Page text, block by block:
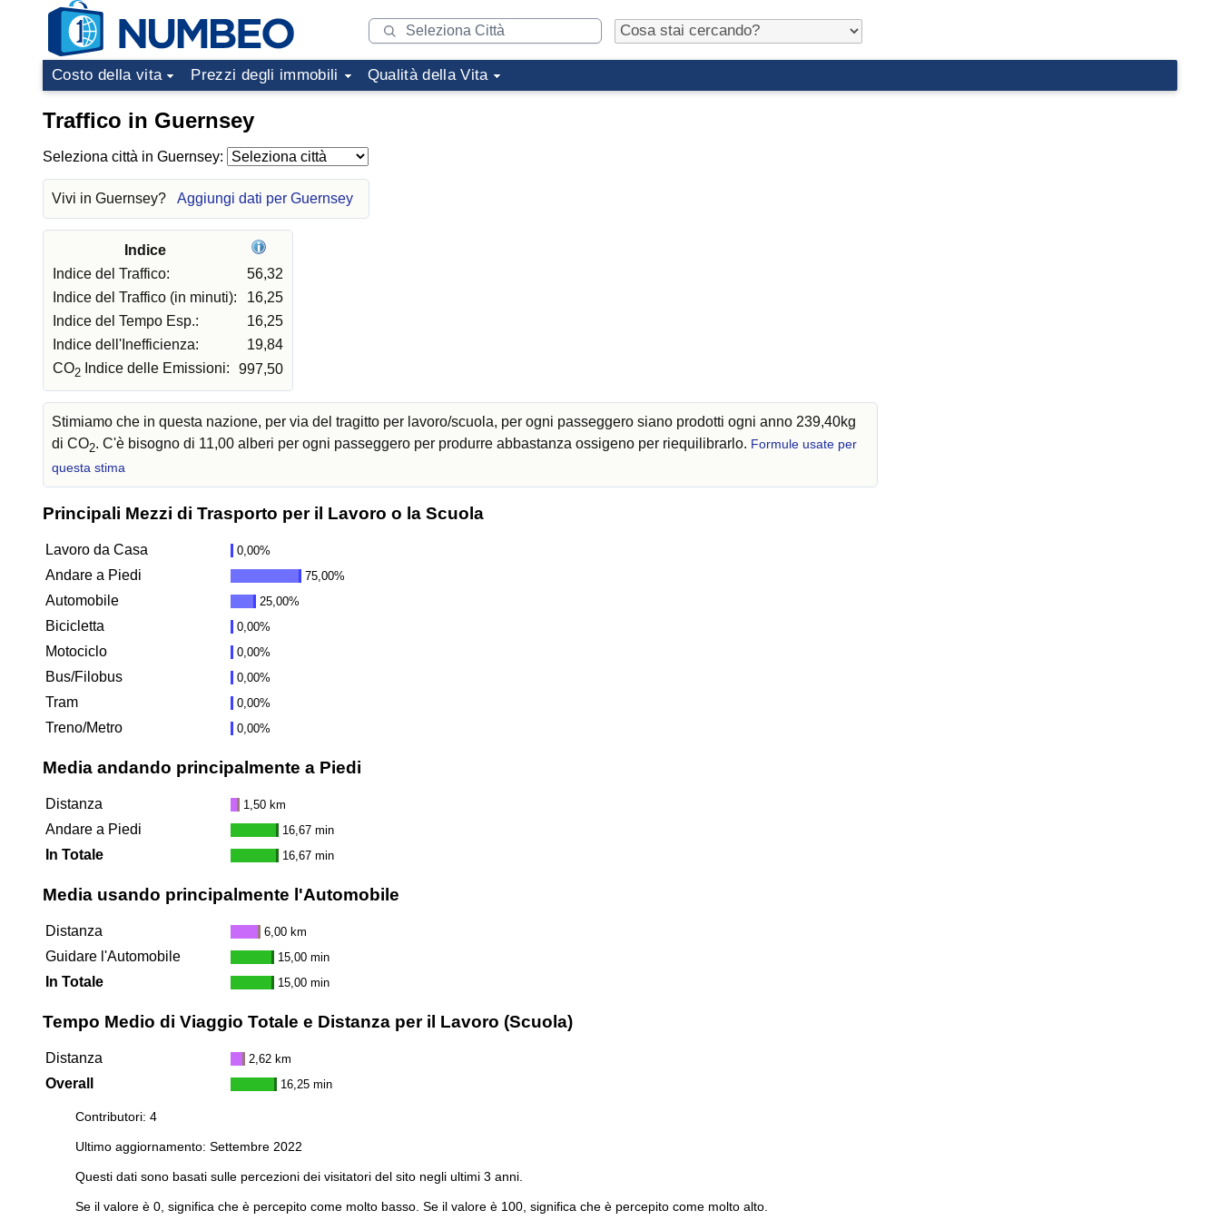
Costo della vita Prezzi degli immobili Qualità della Vita
Traffico in Guernsey
Seleziona città in Guernsey:
Vivi in Guernsey? Aggiungi dati per Guernsey
Indice
Indice del Traffico:
56,32
Indice del Traffico (in minuti):
16,25
Indice del Tempo Esp.:
16,25
Indice dell'Inefficienza:
19,84
CO2 Indice delle Emissioni: 997,50
Stimiamo che in questa nazione, per via del tragitto per lavoro/scuola, per ogni passeggero siano prodotti ogni anno 239,40kg
di CO2. C'è bisogno di 11,00 alberi per ogni passeggero per produrre abbastanza ossigeno per riequilibrarlo. Formule usate per
questa stima
Principali Mezzi di Trasporto per il Lavoro o la Scuola
Lavoro da Casa 0,00%
Andare a Piedi 75,00%
Automobile 25,00%
Bicicletta 0,00%
Motociclo 0,00%
Bus/Filobus 0,00%
Tram 0,00%
Treno/Metro 0,00%
Media andando principalmente a Piedi
Distanza 1,50 km
Andare a Piedi 16,67 min
In Totale 16,67 min
Media usando principalmente l'Automobile
Distanza 6,00 km
Guidare l'Automobile 15,00 min
In Totale 15,00 min
Tempo Medio di Viaggio Totale e Distanza per il Lavoro (Scuola)
Distanza 2,62 km
Overall 16,25 min
Contributori: 4
Ultimo aggiornamento: Settembre 2022
Questi dati sono basati sulle percezioni dei visitatori del sito negli ultimi 3 anni.
Se il valore è 0, significa che è percepito come molto basso. Se il valore è 100, significa che è percepito come molto alto.